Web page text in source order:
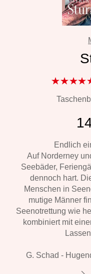
Endlich
Auf Norderney
Seebäder,
dennoch hart.
Menschen in
mutige Männer
Seenotrettung wie
kombiniert mit
G. Schad -